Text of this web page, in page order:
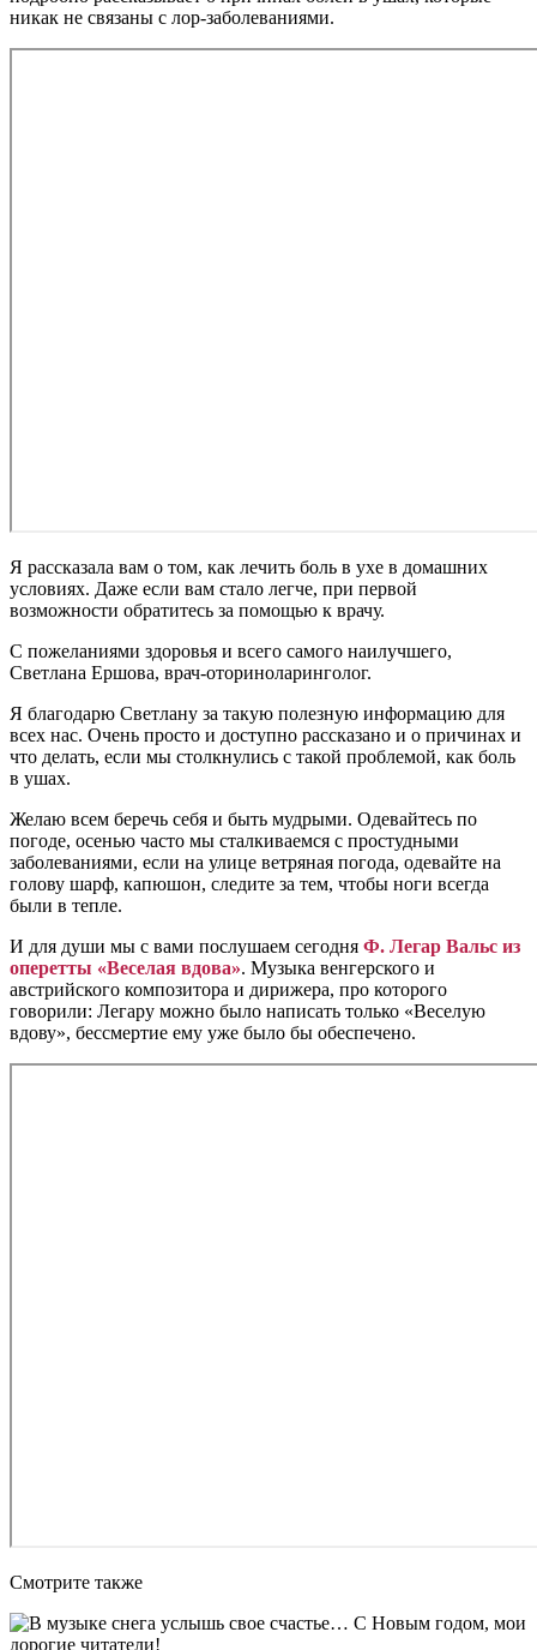
никак не связаны с лор-заболеваниями.
Я рассказала вам о том, как лечить боль в ухе в домашних
условиях. Даже если вам стало легче, при первой
возможности обратитесь за помощью к врачу.
С пожеланиями здоровья и всего самого наилучшего,
Светлана Ершова, врач-оториноларинголог.
Я благодарю Светлану за такую полезную информацию для
всех нас. Очень просто и доступно рассказано и о причинах и
что делать, если мы столкнулись с такой проблемой, как боль
в ушах.
Желаю всем беречь себя и быть мудрыми. Одевайтесь по
погоде, осенью часто мы сталкиваемся с простудными
заболеваниями, если на улице ветряная погода, одевайте на
голову шарф, капюшон, следите за тем, чтобы ноги всегда
были в тепле.
И для души мы с вами послушаем сегодня Ф. Легар Вальс из
оперетты «Веселая вдова». Музыка венгерского и
австрийского композитора и дирижера, про которого
говорили: Легару можно было написать только «Веселую
вдову», бессмертие ему уже было бы обеспечено.
Смотрите также